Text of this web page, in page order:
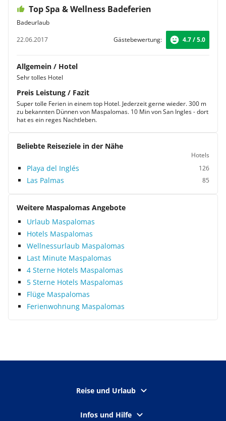
Top Spa & Wellness Badeferien
Badeurlaub
22.06.2017
Gästebewertung: 4.7 / 5.0
Allgemein / Hotel
Sehr tolles Hotel
Preis Leistung / Fazit
Super tolle Ferien in einem top Hotel. Jederzeit gerne wieder. 300 m
zu bekannten Dünnen von Maspalomas. 10 Min von San Ingles - dort
hat es ein reges Nachtleben.
Beliebte Reiseziele in der Nähe
Hotels
Playa del Inglés 126
Las Palmas 85
Weitere Maspalomas Angebote
Urlaub Maspalomas
Hotels Maspalomas
Wellnessurlaub Maspalomas
Last Minute Maspalomas
4 Sterne Hotels Maspalomas
5 Sterne Hotels Maspalomas
Flüge Maspalomas
Ferienwohnung Maspalomas
Reise und Urlaub
Infos und Hilfe